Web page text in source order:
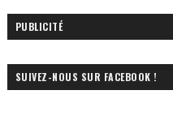
PUBLICITÉ
SUIVEZ-NOUS SUR FACEBOOK !